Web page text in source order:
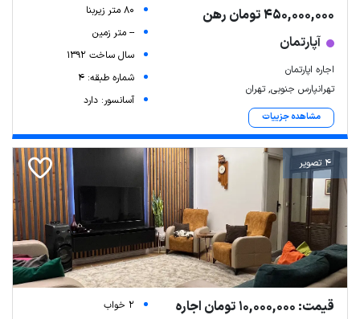
450,000,000 تومان رهن
آپارتمان
اجاره اپارتمان
تهرانپارس جنوبی, تهران
مشاهده جزییات
80 متر زیربنا
-- متر زمین
سال ساخت 1392
شماره طبقه: 4
آسانسور: دارد
4 تصویر
قیمت: 10,000,000 تومان اجاره
2 خواب